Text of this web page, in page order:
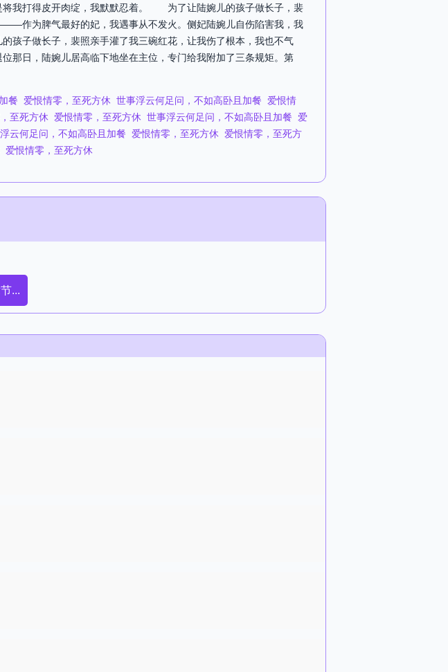
打得皮开肉绽，我默默忍着。 为了让陆婉儿的孩子做长子，裴
为脾气最好的妃，我遇事从不发火。侧妃陆婉儿自伤陷害我，我
孩子做长子，裴照亲手灌了我三碗红花，让我伤了根本，我也不气
那日，陆婉儿居高临下地坐在主位，专门给我附加了三条规矩。第
餐 爱恨情零，至死方休 世事浮云何足问，不如高卧且加餐
爱恨情
至死方休 爱恨情零，至死方休 世事浮云何足问，不如高卧且加餐
爱
云何足问，不如高卧且加餐 爱恨情零，至死方休 爱恨情零，至死方
爱恨情零，至死方休
...